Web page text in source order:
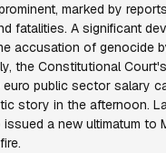
marked by
fatalities. A significant
accusation of genocide
the Constitutional
public sector salary
story in the afternoon.
issued a new ultimatum to